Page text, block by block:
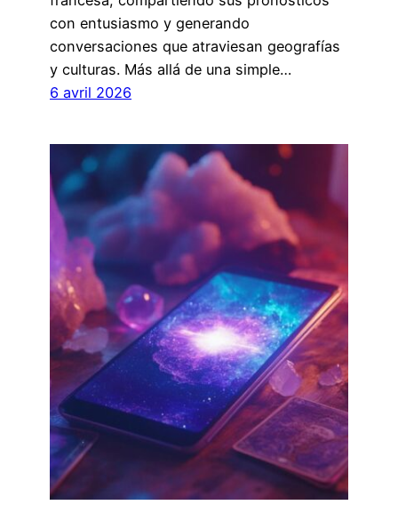
con entusiasmo y generando
conversaciones que atraviesan geografías
y culturas. Más allá de una simple…
6 avril 2026